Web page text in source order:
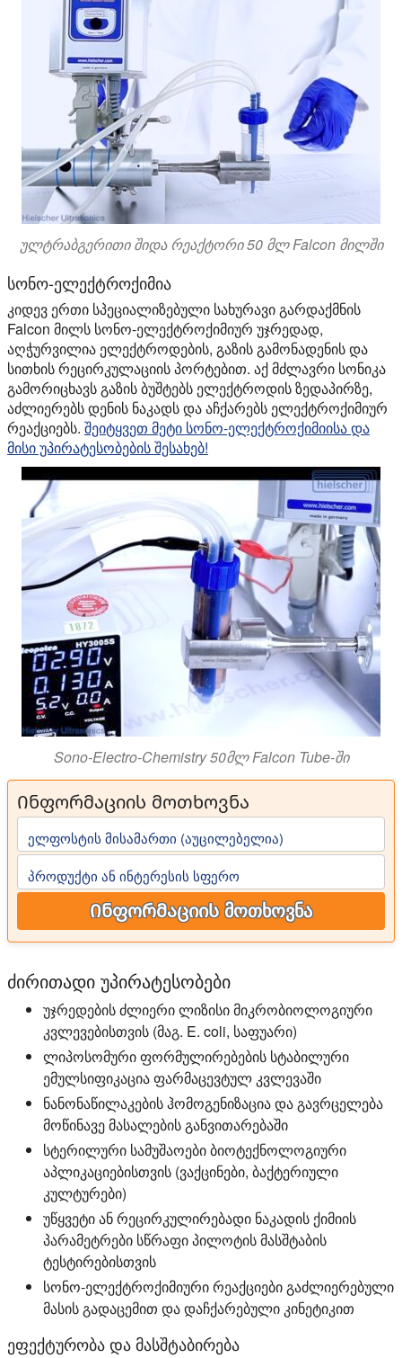
ულტრაბგერითი შიდა რეაქტორი 50 მლ Falcon მილში
სონო-ელექტროქიმია
კიდევ ერთი სპეციალიზებული სახურავი გარდაქმნის
Falcon მილს სონო-ელექტროქიმიურ უჯრედად,
აღჭურვილია ელექტროდების, გაზის გამონადენის და
სითხის რეცირკულაციის პორტებით. აქ მძლავრი სონიკა
გამორიცხავს გაზის ბუშტებს ელექტროდის ზედაპირზე,
აძლიერებს დენის ნაკადს და აჩქარებს ელექტროქიმიურ
რეაქციებს. შეიტყვეთ მეტი სონო-ელექტროქიმიისა და
მისი უპირატესობების შესახებ!
Sono-Electro-Chemistry 50მლ Falcon Tube-ში
Ინფორმაციის მოთხოვნა
ელფოსტის მისამართი (აუცილებელია)
პროდუქტი ან ინტერესის სფერო
Ინფორმაციის მოთხოვნა
ძირითადი უპირატესობები
უჯრედების ძლიერი ლიზისი მიკრობიოლოგიური
კვლევებისთვის (მაგ. E. coli, საფუარი)
ლიპოსომური ფორმულირებების სტაბილური
ემულსიფიკაცია ფარმაცევტულ კვლევაში
ნანონაწილაკების ჰომოგენიზაცია და გავრცელება
მოწინავე მასალების განვითარებაში
სტერილური სამუშაოები ბიოტექნოლოგიური
აპლიკაციებისთვის (ვაქცინები, ბაქტერიული
კულტურები)
უწყვეტი ან რეცირკულირებადი ნაკადის ქიმიის
პარამეტრები სწრაფი პილოტის მასშტაბის
ტესტირებისთვის
სონო-ელექტროქიმიური რეაქციები გაძლიერებული
მასის გადაცემით და დაჩქარებული კინეტიკით
ეფექტურობა და მასშტაბირება